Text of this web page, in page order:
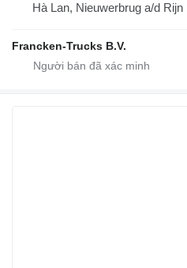
Hà Lan, Nieuwerbrug a/d Rijn
Francken-Trucks B.V.